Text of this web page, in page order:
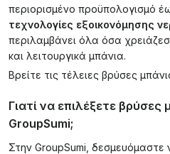
περιορισμένο προϋπολογισμό
τεχνολογίες εξοικονόμησης
περιλαμβάνει όλα όσα
και λειτουργικά μπάνια.
Βρείτε τις τέλειες βρύσες
Γιατί να επιλέξετε βρύσες
GroupSumi;
Στην GroupSumi,